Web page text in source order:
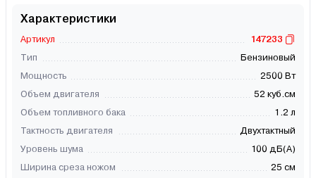
Характеристики
Артикул
147233
Тип
Бензиновый
Мощность
2500 Вт
Объем двигателя
52 куб.см
Объем топливного бака
1.2 л
Тактность двигателя
Двухтактный
Уровень шума
100 дБ(А)
Ширина среза ножом
25 см